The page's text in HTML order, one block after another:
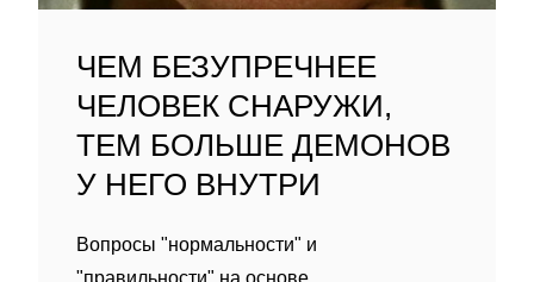
ЧЕМ БЕЗУПРЕЧНЕЕ
ЧЕЛОВЕК СНАРУЖИ,
ТЕМ БОЛЬШЕ ДЕМОНОВ
У НЕГО ВНУТРИ
Вопросы "нормальности" и
"правильности" на основе